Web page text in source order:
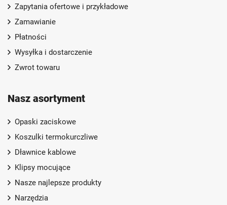
Zapytania ofertowe i przykładowe
Zamawianie
Płatności
Wysyłka i dostarczenie
Zwrot towaru
Nasz asortyment
Opaski zaciskowe
Koszulki termokurczliwe
Dławnice kablowe
Klipsy mocujące
Nasze najlepsze produkty
Narzędzia